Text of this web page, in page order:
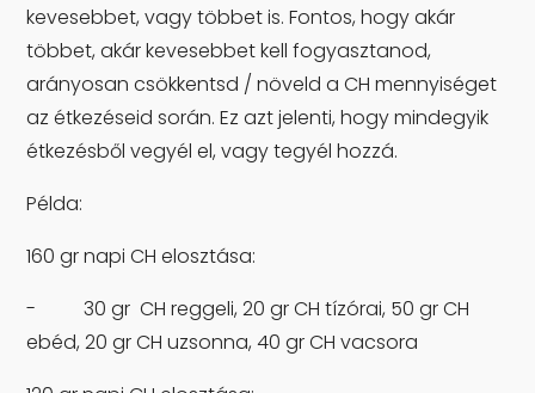
kevesebbet, vagy többet is. Fontos, hogy akár
többet, akár kevesebbet kell fogyasztanod,
arányosan csökkentsd / növeld a CH mennyiséget
az étkezéseid során. Ez azt jelenti, hogy mindegyik
étkezésből vegyél el, vagy tegyél hozzá.
Példa:
160 gr napi CH elosztása:
-30 gr CH reggeli, 20 gr CH tízórai, 50 gr CH
ebéd, 20 gr CH uzsonna, 40 gr CH vacsora